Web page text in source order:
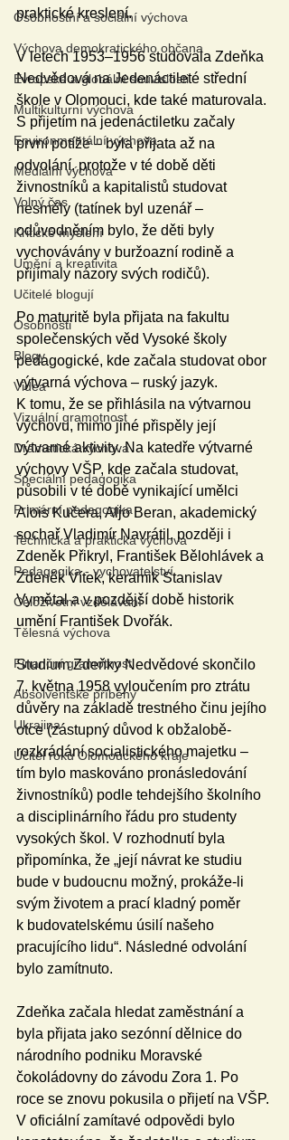
Osobnostní a sociální výchova
Výchova demokratického občana
Evropské a globální souvislosti
Multikulturní výchova
Environmentální výchova
Mediální výchova
Volný čas
Kritické myšlení
Umění a kreativita
Učitelé blogují
Osobnosti
Blogy
Videa
Vizuální gramotnost
Dramatická výchova
Speciální pedagogika
Primární pedagogika
Technická a praktická výchova
Pedagogika - vychovatelství
Celoživotní vzdělávání
Tělesná výchova
Finanční gramotnost
Absolventské příběhy
Ukrajina
Učitel roku Olomouckého kraje
praktické kreslení.
V letech 1953–1956 studovala Zdeňka
Nedvědová na Jedenáctileté střední
škole v Olomouci, kde také maturovala.
S přijetím na jedenáctiletku začaly
první potíže – byla přijata až na
odvolání, protože v té době děti
živnostníků a kapitalistů studovat
nesměly (tatínek byl uzenář –
odůvodněním bylo, že děti byly
vychovávány v buržoazní rodině a
přijímaly názory svých rodičů).
Po maturitě byla přijata na fakultu
společenských věd Vysoké školy
pedagogické, kde začala studovat obor
výtvarná výchova – ruský jazyk.
K tomu, že se přihlásila na výtvarnou
výchovu, mimo jiné přispěly její
výtvarné aktivity. Na katedře výtvarné
výchovy VŠP, kde začala studovat,
působili v té době vynikající umělci
Alois Kučera, Aljo Beran, akademický
sochař Vladimír Navrátil, později i
Zdeněk Přikryl, František Bělohlávek a
Zdeněk Vítek, keramik Stanislav
Vymětal a v pozdější době historik
umění František Dvořák.
Studium Zdeňky Nedvědové skončilo
7. května 1958 vyloučením pro ztrátu
důvěry na základě trestného činu jejího
otce (zástupný důvod k obžalobě-
rozkrádání socialistického majetku –
tím bylo maskováno pronásledování
živnostníků) podle tehdejšího školního
a disciplinárního řádu pro studenty
vysokých škol. V rozhodnutí byla
připomínka, že „její návrat ke studiu
bude v budoucnu možný, prokáže-li
svým životem a prací kladný poměr
k budovatelskému úsilí našeho
pracujícího lidu“. Následné odvolání
bylo zamítnuto.
Zdeňka začala hledat zaměstnání a
byla přijata jako sezónní dělnice do
národního podniku Moravské
čokoládovny do závodu Zora 1. Po
roce se znovu pokusila o přijetí na VŠP.
V oficiální zamítavé odpovědi bylo